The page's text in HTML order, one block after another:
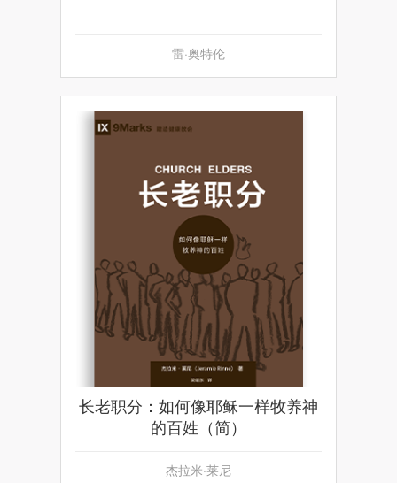
雷·奥特伦
长老职分：如何像耶稣一样牧养神
的百姓（简）
杰拉米·莱尼